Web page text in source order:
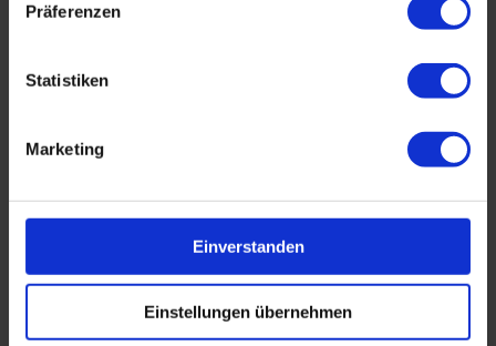
Präferenzen
Statistiken
Marketing
Einverstanden
Einstellungen übernehmen
statistischen Toleranzanalyse
Numerisches Verfahren nach Faltung